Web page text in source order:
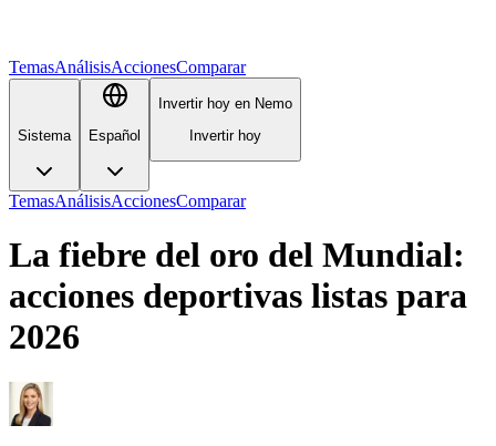
TemasAnálisisAccionesComparar
Sistema Español
Invertir hoy en Nemo
Invertir hoy
TemasAnálisisAccionesComparar
La fiebre del oro del Mundial:
acciones deportivas listas para
2026